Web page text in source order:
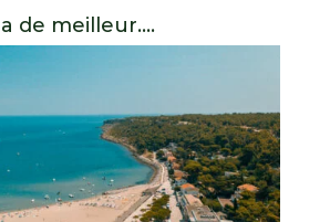
de meilleur....